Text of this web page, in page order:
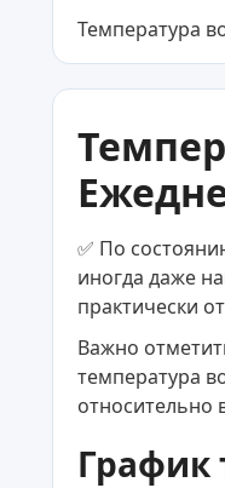
Температура
✅ По
иногда даже
практически
Важно
температура
относительно
График